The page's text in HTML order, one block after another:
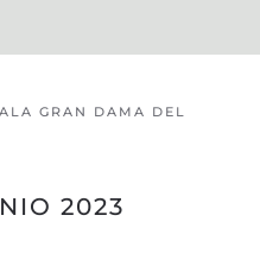
GRAN DAMA DEL
2023